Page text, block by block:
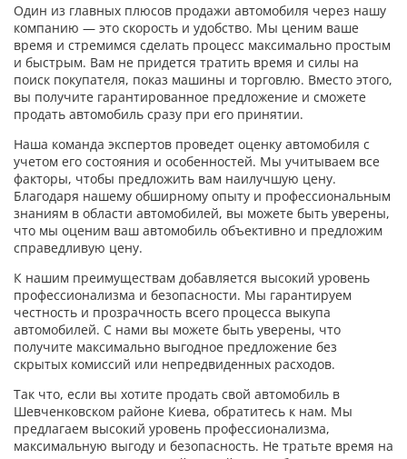
Один из главных плюсов продажи автомобиля через нашу
компанию — это скорость и удобство. Мы ценим ваше
время и стремимся сделать процесс максимально простым
и быстрым. Вам не придется тратить время и силы на
поиск покупателя, показ машины и торговлю. Вместо этого,
вы получите гарантированное предложение и сможете
продать автомобиль сразу при его принятии.
Наша команда экспертов проведет оценку автомобиля с
учетом его состояния и особенностей. Мы учитываем все
факторы, чтобы предложить вам наилучшую цену.
Благодаря нашему обширному опыту и профессиональным
знаниям в области автомобилей, вы можете быть уверены,
что мы оценим ваш автомобиль объективно и предложим
справедливую цену.
К нашим преимуществам добавляется высокий уровень
профессионализма и безопасности. Мы гарантируем
честность и прозрачность всего процесса выкупа
автомобилей. С нами вы можете быть уверены, что
получите максимально выгодное предложение без
скрытых комиссий или непредвиденных расходов.
Так что, если вы хотите продать свой автомобиль в
Шевченковском районе Киева, обратитесь к нам. Мы
предлагаем высокий уровень профессионализма,
максимальную выгоду и безопасность. Не тратьте время на